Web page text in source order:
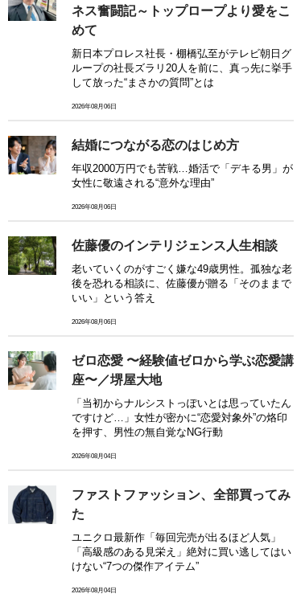
ネス奮闘記～トップロープより愛をこ
めて
新日本プロレス社長・棚橋弘至がテレビ朝日グ
ループの社長ズラリ20人を前に、真っ先に挙手
して放った“まさかの質問”とは
2026年08月06日
結婚につながる恋のはじめ方
年収2000万円でも苦戦…婚活で「デキる男」が
女性に敬遠される“意外な理由”
2026年08月06日
佐藤優のインテリジェンス人生相談
老いていくのがすごく嫌な49歳男性。孤独な老
後を恐れる相談に、佐藤優が贈る「そのままで
いい」という答え
2026年08月06日
ゼロ恋愛 〜経験値ゼロから学ぶ恋愛講
座〜／堺屋大地
「当初からナルシストっぽいとは思っていたん
ですけど…」女性が密かに“恋愛対象外”の烙印
を押す、男性の無自覚なNG行動
2026年08月04日
ファストファッション、全部買ってみ
た
ユニクロ最新作「毎回完売が出るほど人気」
「高級感のある見栄え」絶対に買い逃してはい
けない“7つの傑作アイテム”
2026年08月04日